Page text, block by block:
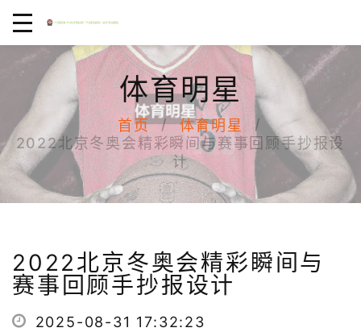
体育明星
首页
体育明星
2022北京冬奥会精彩瞬间与赛事回顾手抄报设
计
2022北京冬奥会精彩瞬间与
赛事回顾手抄报设计
2025-08-31 17:32:23